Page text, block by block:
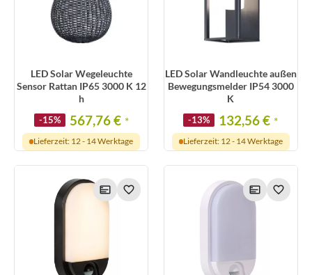
LED Solar Wegeleuchte
Sensor Rattan IP65 3000 K 12
h
-15% 567,76 € *
Lieferzeit: 12 - 14 Werktage
LED Solar Wandleuchte außen
Bewegungsmelder IP54 3000
K
-13% 132,56 € *
Lieferzeit: 12 - 14 Werktage